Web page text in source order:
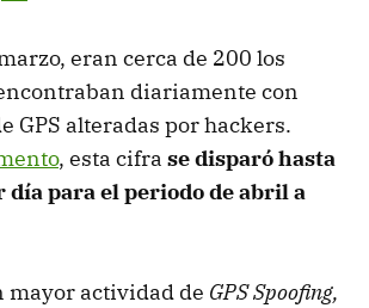
eran cerca de 200 los
diariamente con
GPS alteradas por hackers.
, esta cifra se disparó hasta
día para el periodo de abril a
mayor actividad de GPS Spoofing,